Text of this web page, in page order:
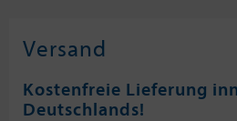
Versand
Kostenfreie Lieferung
Deutschlands!